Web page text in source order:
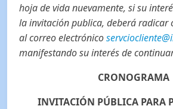
hoja de vida nuevamente, si su
la invitación publica, deberá radicar
al correo electrónico
manifestando su interés de
CRONOGRAMA
INVITACIÓN PÚBLICA PARA